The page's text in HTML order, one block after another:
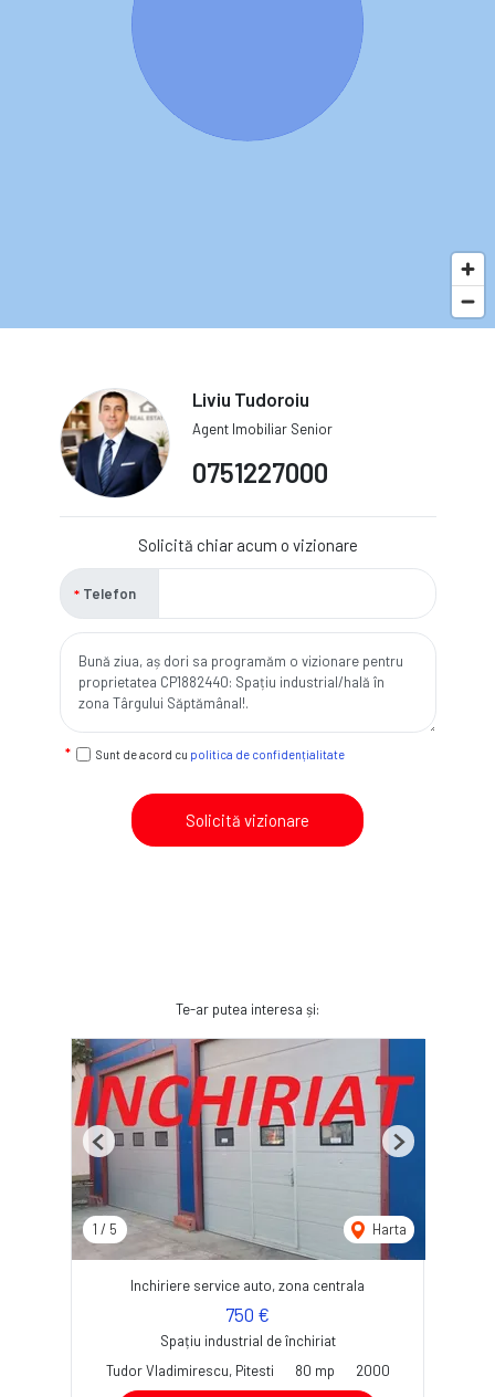
Liviu Tudoroiu
Agent Imobiliar Senior
0751227000
Solicită chiar acum o vizionare
Telefon
Sunt de acord cu politica de confidențialitate
Solicită vizionare
Te-ar putea interesa și:
1 / 5 Harta
Previous Next
Inchiriere service auto, zona centrala
750 €
Spațiu industrial de închiriat
Tudor Vladimirescu, Pitesti
80 mp 2000